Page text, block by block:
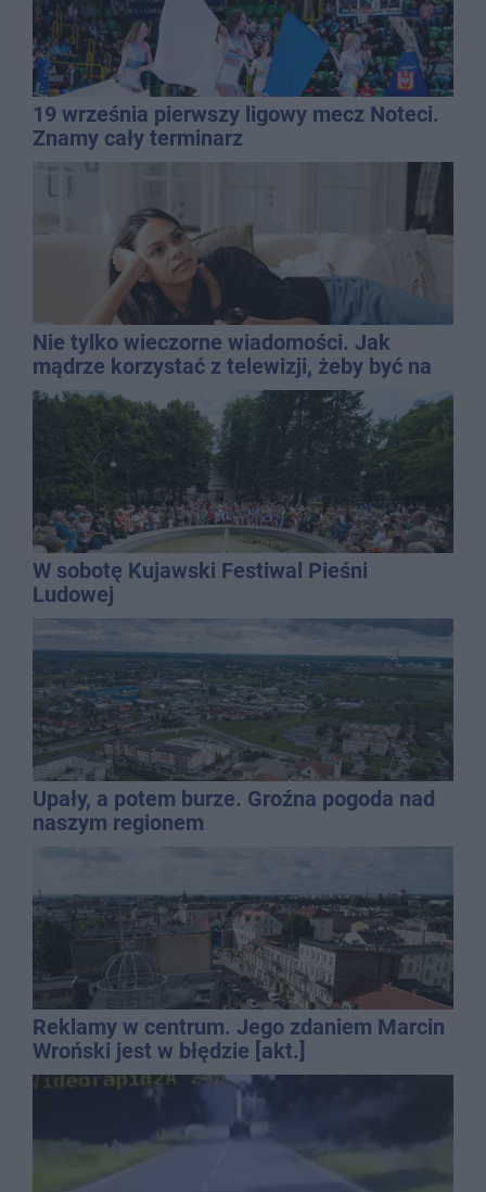
19 września pierwszy ligowy mecz Noteci.
Znamy cały terminarz
Nie tylko wieczorne wiadomości. Jak
mądrze korzystać z telewizji, żeby być na
bieżąco, ale nie żyć w informacyjnym
chaosie?
W sobotę Kujawski Festiwal Pieśni
Ludowej
Upały, a potem burze. Groźna pogoda nad
naszym regionem
Reklamy w centrum. Jego zdaniem Marcin
Wroński jest w błędzie [akt.]